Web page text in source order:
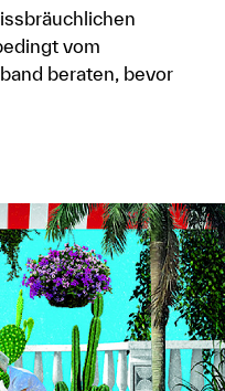
vom
beraten, bevor